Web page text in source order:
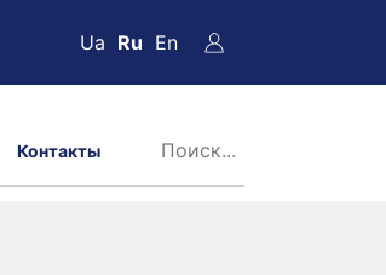
Ua Ru En
Контакты